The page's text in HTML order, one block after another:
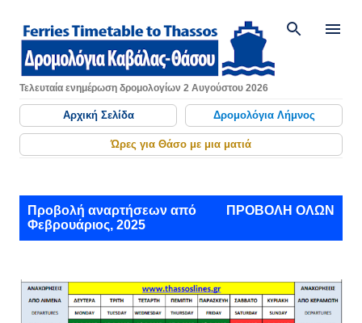
Μετάβαση στο κύριο περιεχόμενο
Τελευταία ενημέρωση δρομολογίων 2 Αυγούστου 2026
Αρχική Σελίδα Δρομολόγια Λήμνος
Ώρες για Θάσο με μια ματιά
Προβολή αναρτήσεων από
Φεβρουάριος, 2025
ΠΡΟΒΟΛΉ ΌΛΩΝ